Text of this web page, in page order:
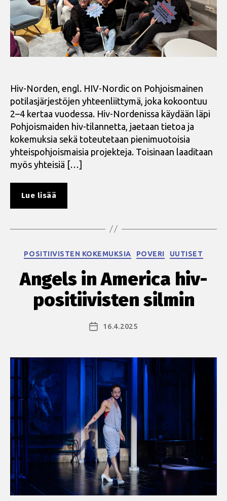
Hiv-Norden, engl. HIV-Nordic on Pohjoismainen
potilasjärjestöjen yhteenliittymä, joka kokoontuu
2–4 kertaa vuodessa. Hiv-Nordenissa käydään läpi
Pohjoismaiden hiv-tilannetta, jaetaan tietoa ja
kokemuksia sekä toteutetaan pienimuotoisia
yhteispohjoismaisia projekteja. Toisinaan laaditaan
myös yhteisiä […]
Lue lisää
vuosikokouksesta
Kategoriat
POSITIIVISTEN KOKEMUKSIA POVERI UUTISET
Angels in America hiv-
positiivisten silmin
Julkaisupäivämäärä
16.4.2025